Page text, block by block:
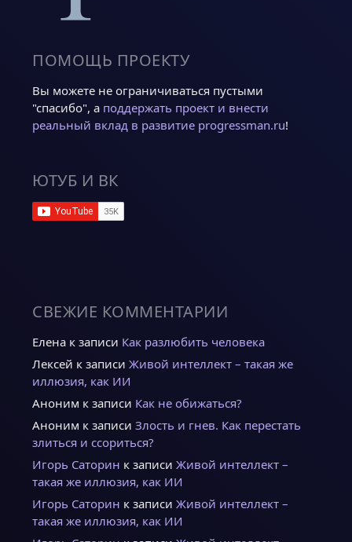
ПОМОЩЬ ПРОЕКТУ
Вы можете не ограничиваться пустыми
"спасибо", а поддержать проект и внести
реальный вклад в развитие progressman.ru!
ЮТУБ И ВК
СВЕЖИЕ КОММЕНТАРИИ
Елена к записи Как разлюбить человека
Лексей к записи Живой интеллект – такая же
иллюзия, как ИИ
Аноним к записи Как не обижаться?
Аноним к записи Злость и гнев. Как перестать
злиться и ссориться?
Игорь Саторин к записи Живой интеллект –
такая же иллюзия, как ИИ
Игорь Саторин к записи Живой интеллект –
такая же иллюзия, как ИИ